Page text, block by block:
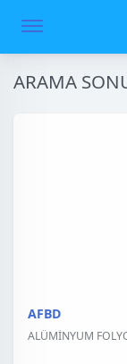
ARAMA
AFBD
ALÜMİNYUM